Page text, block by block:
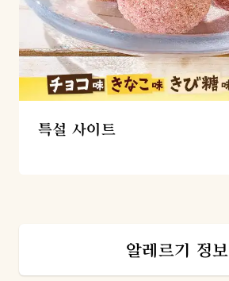
특설 사이트
알레르기 정보